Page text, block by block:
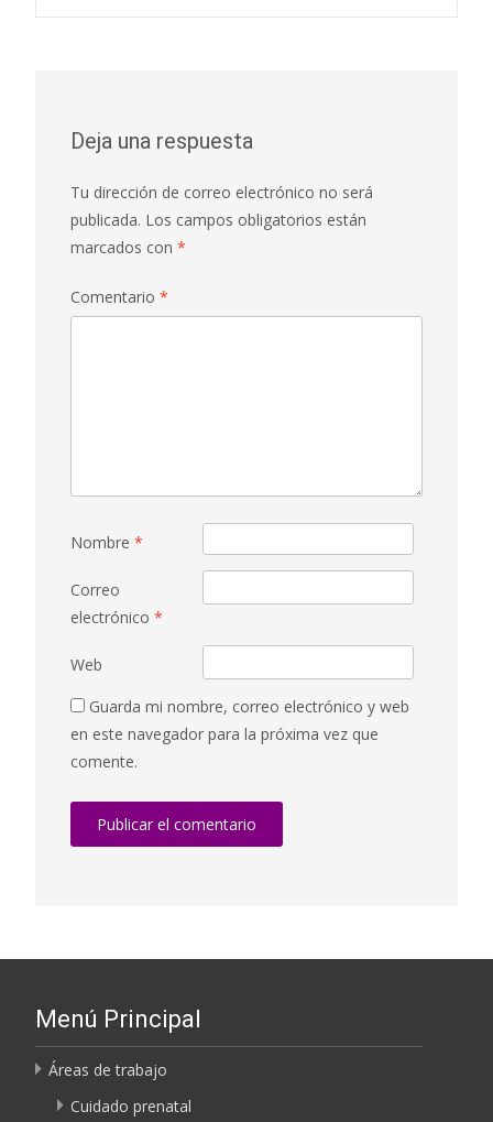
entradas
Deja una respuesta
Tu dirección de correo electrónico no será
publicada. Los campos obligatorios están
marcados con *
Comentario *
Nombre *
Correo
electrónico *
Web
Guarda mi nombre, correo electrónico y web
en este navegador para la próxima vez que
comente.
Menú Principal
Áreas de trabajo
Cuidado prenatal